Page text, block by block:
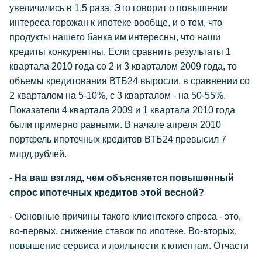
увеличились в 1,5 раза. Это говорит о повышении
интереса горожан к ипотеке вообще, и о том, что
продукты нашего банка им интересны, что наши
кредиты конкурентны. Если сравнить результаты 1
квартала 2010 года со 2 и 3 кварталом 2009 года, то
объемы кредитования ВТБ24 выросли, в сравнении со
2 кварталом на 5-10%, с 3 кварталом - на 50-55%.
Показатели 4 квартала 2009 и 1 квартала 2010 года
были примерно равными. В начале апреля 2010
портфель ипотечных кредитов ВТБ24 превысил 7
млрд.рублей.
- На ваш взгляд, чем объясняется повышенный
спрос ипотечных кредитов этой весной?
- Основные причины такого клиентского спроса - это,
во-первых, снижение ставок по ипотеке. Во-вторых,
повышение сервиса и лояльности к клиентам. Отчасти